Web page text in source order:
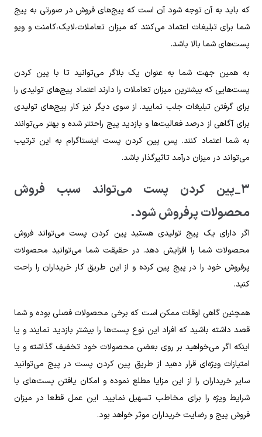
که باید به آن توجه شود آن است که پیج‌های فروش در صورتی به پیج
شما برای تبلیغات اعتماد می‌کنند که میزان تعاملات،لایک،کامنت و ویو
پست‌های شما بالا باشد.
به همین جهت شما به عنوان یک بلاگر می‌توانید تا با پین کردن
پست‌هایی که بیشترین میزان تعاملات را دارند اعتماد پیج‌های تولیدی را
برای گرفتن تبلیغات جلب نمایید. از سوی دیگر نیز کار پیج‌های تولیدی
برای آگاهی از درصد فعالیت‌ها و بازدید پیج راحتتر شده و بهتر می‌توانند
به شما اعتماد کنند. پس پین کردن پست اینستاگرام به این ترتیب
می‌تواند در میزان درآمد تاثیرگذار باشد.
۳_پین کردن پست می‌تواند سبب فروش
محصولات پرفروش شود.
اگر دارای یک پیج تولیدی هستید پین کردن پست می‌تواند فروش
محصولات شما را افزایش دهد. در حقیقت شما می‌توانید محصولات
پرفروش خود را در پیج پین کرده و از این طریق کار خریداران را راحت
کنید.
همچنین گاهی اوقات ممکن است که برخی محصولات فصلی بوده و شما
قصد داشته باشید که افراد این نوع پست‌ها را بیشتر بازدید نمایند و یا
اینکه اگر می‌خواهید بر روی بعضی محصولات خود تخفیف گذاشته و یا
امتیازات ویژه‌ای قرار دهید از طریق پین کردن پست در پیج می‌توانید
سایر خریداران را از این مزایا مطلع نموده و امکان یافتن پست‌های با
شرایط ویژه را برای مخاطب تسهیل نمایید. این عمل قطعا در میزان
فروش پیج و رضایت خریداران موثر خواهد بود.